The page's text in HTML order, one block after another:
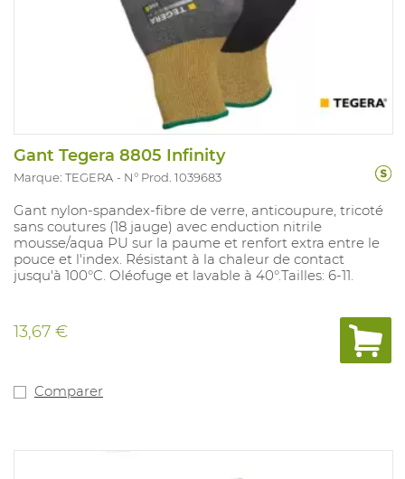
Gant Tegera 8805 Infinity
Marque: TEGERA N° Prod. 1039683
Gant nylon-spandex-fibre de verre, anticoupure, tricoté
sans coutures (18 jauge) avec enduction nitrile
mousse/aqua PU sur la paume et renfort extra entre le
pouce et l'index. Résistant à la chaleur de contact
jusqu'à 100°C. Oléofuge et lavable à 40°.Tailles: 6-11.
13,67 €
Comparer